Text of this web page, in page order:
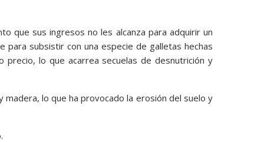
que sus ingresos no les alcanza para adquirir un
subsistir con una especie de galletas hechas
lo que acarrea secuelas de desnutrición y
lo que ha provocado la erosión del suelo y